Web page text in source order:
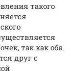
такого
так как оба
друг с